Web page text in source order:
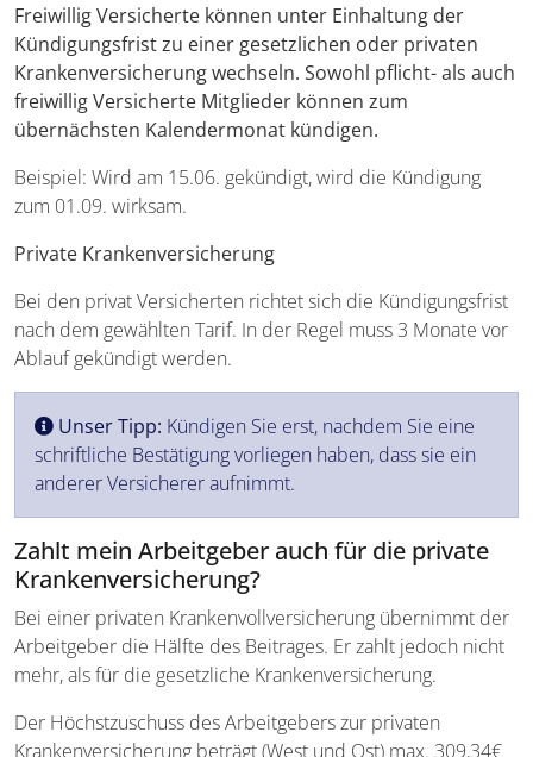
Freiwillig Versicherte können unter Einhaltung der
Kündigungsfrist zu einer gesetzlichen oder privaten
Krankenversicherung wechseln. Sowohl pflicht- als auch
freiwillig Versicherte Mitglieder können zum
übernächsten Kalendermonat kündigen.
Beispiel: Wird am 15.06. gekündigt, wird die Kündigung
zum 01.09. wirksam.
Private Krankenversicherung
Bei den privat Versicherten richtet sich die Kündigungsfrist
nach dem gewählten Tarif. In der Regel muss 3 Monate vor
Ablauf gekündigt werden.
Unser Tipp: Kündigen Sie erst, nachdem Sie eine
schriftliche Bestätigung vorliegen haben, dass sie ein
anderer Versicherer aufnimmt.
Zahlt mein Arbeitgeber auch für die private
Krankenversicherung?
Bei einer privaten Krankenvollversicherung übernimmt der
Arbeitgeber die Hälfte des Beitrages. Er zahlt jedoch nicht
mehr, als für die gesetzliche Krankenversicherung.
Der Höchstzuschuss des Arbeitgebers zur privaten
Krankenversicherung beträgt (West und Ost) max. 309,34€